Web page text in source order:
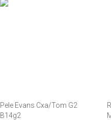
Pele Evans Cxa/Tom G2
B14g2